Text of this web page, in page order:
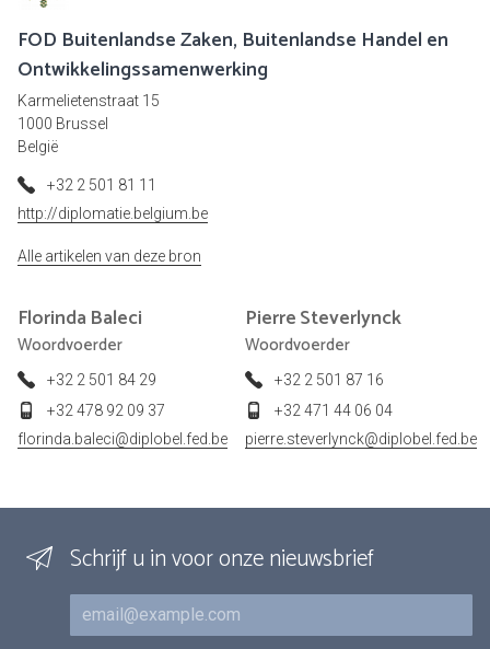
FOD Buitenlandse Zaken, Buitenlandse Handel en
Ontwikkelingssamenwerking
Karmelietenstraat 15
1000 Brussel
België
+32 2 501 81 11
http://diplomatie.belgium.be
Alle artikelen van deze bron
Florinda Baleci
Woordvoerder
+32 2 501 84 29
+32 478 92 09 37
florinda.baleci@diplobel.fed.be
PierreSteverlynck
Woordvoerder
+32 2 501 87 16
+32 471 44 06 04
pierre.steverlynck@diplobel.fed.be
Schrijf u in voor onze nieuwsbrief
E-mail